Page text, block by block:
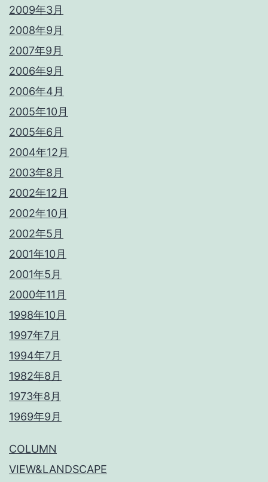
2009年3月
2008年9月
2007年9月
2006年9月
2006年4月
2005年10月
2005年6月
2004年12月
2003年8月
2002年12月
2002年10月
2002年5月
2001年10月
2001年5月
2000年11月
1998年10月
1997年7月
1994年7月
1982年8月
1973年8月
1969年9月
COLUMN
VIEW&LANDSCAPE